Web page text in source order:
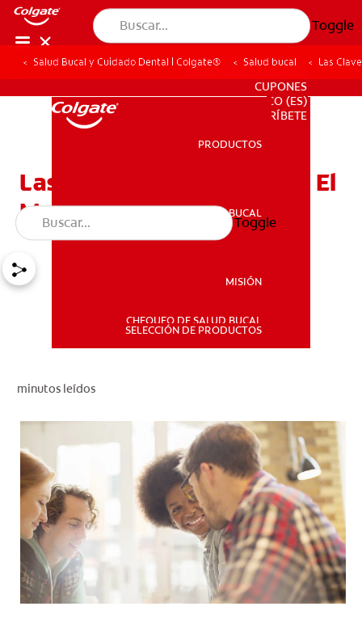
Toggle
SALUD BUCAL
PARA PROFESIONALES
CUPONES
CO (ES)
SUSCRÍBETE
PARA PROFESIONALES
CUPONES
CO (ES)
SUSCRÍBETE
PRODUCTOS
SALUD BUCAL
MISIÓN
CHEQUEO DE SALUD BUCAL
SELECCIÓN DE PRODUCTOS
Toggle
Salud Bucal y Cuidado Dental | Colgate® Salud bucal Las
Las Claves Para Controlar El
Mal Aliento
minutos leídos